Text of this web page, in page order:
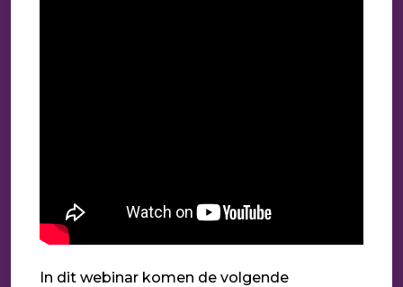
In dit webinar komen de volgende